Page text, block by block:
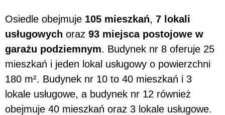
Osiedle obejmuje 105 mieszkań, 7 lokali
usługowych oraz 93 miejsca postojowe w
garażu podziemnym. Budynek nr 8 oferuje 25
mieszkań i jeden lokal usługowy o powierzchni
180 m². Budynek nr 10 to 40 mieszkań i 3
lokale usługowe, a budynek nr 12 również
obejmuje 40 mieszkań oraz 3 lokale usługowe.